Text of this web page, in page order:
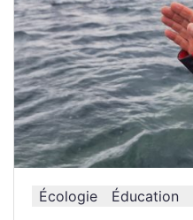
Écologie Éducation